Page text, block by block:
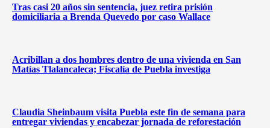
Tras casi 20 años sin sentencia, juez retira prisión
domiciliaria a Brenda Quevedo por caso Wallace
Acribillan a dos hombres dentro de una vivienda en San
Matías Tlalancaleca; Fiscalía de Puebla investiga
Claudia Sheinbaum visita Puebla este fin de semana para
entregar viviendas y encabezar jornada de reforestación